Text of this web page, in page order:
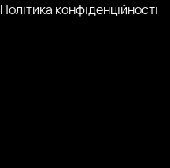
Політика конфіденційності